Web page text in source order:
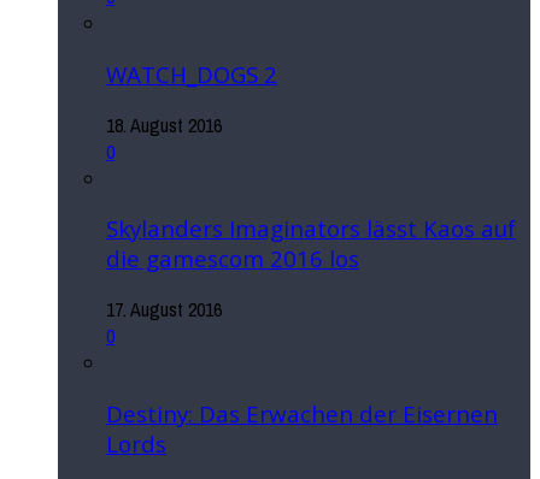
WATCH_DOGS 2
18. August 2016
0
Skylanders Imaginators lässt Kaos auf
die gamescom 2016 los
17. August 2016
0
Destiny: Das Erwachen der Eisernen
Lords